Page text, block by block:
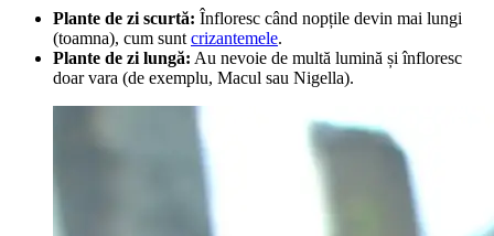
Plante de zi scurtă: Înfloresc când nopțile devin mai lungi
(toamna), cum sunt crizantemele.
Plante de zi lungă: Au nevoie de multă lumină și înfloresc
doar vara (de exemplu, Macul sau Nigella).